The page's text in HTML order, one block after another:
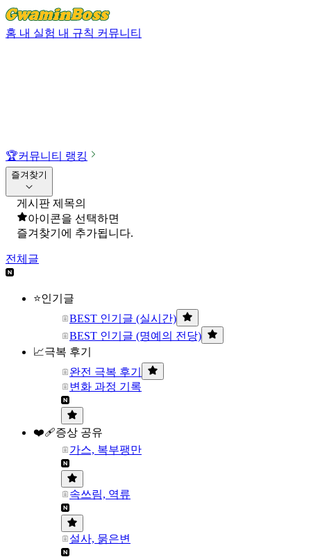
홈 내 실험 내 규칙 커뮤니티
🏆커뮤니티 랭킹
즐겨찾기
게시판 제목의
아이콘을 선택하면
즐겨찾기에 추가됩니다.
전체글
⭐인기글
BEST 인기글 (실시간)
BEST 인기글 (명예의 전당)
📈극복 후기
완전 극복 후기
변화 과정 기록
❤️‍🩹증상 공유
가스, 복부팽만
속쓰림, 역류
설사, 묽은변